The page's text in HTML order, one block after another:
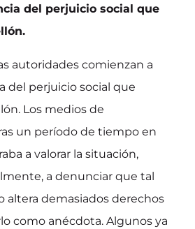
del perjuicio social que
autoridades comienzan a
del perjuicio social que
Los medios de
un período de tiempo en
a valorar la situación,
a denunciar que tal
demasiados derechos
como anécdota. Algunos ya